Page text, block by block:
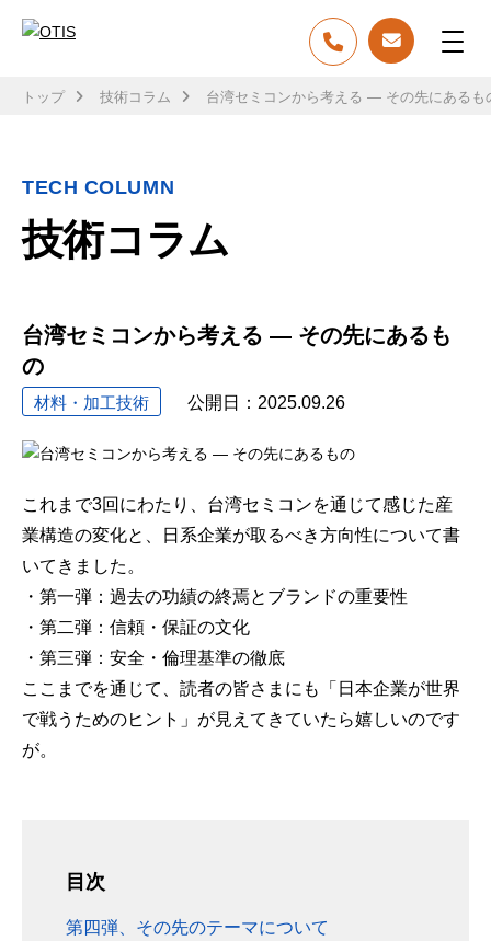
トップ 技術コラム 台湾セミコンから考える ― その先にあるも
TECH COLUMN
技術コラム
台湾セミコンから考える ― その先にあるも
の
材料・加工技術 公開日： 2025.09.26
これまで3回にわたり、台湾セミコンを通じて感じた産
業構造の変化と、日系企業が取るべき方向性について書
いてきました。
・第一弾：過去の功績の終焉とブランドの重要性
・第二弾：信頼・保証の文化
・第三弾：安全・倫理基準の徹底
ここまでを通じて、読者の皆さまにも「日本企業が世界
で戦うためのヒント」が見えてきていたら嬉しいのです
が。
目次
第四弾、その先のテーマについて